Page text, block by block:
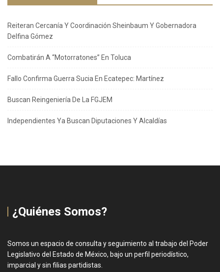
Reiteran Cercanía Y Coordinación Sheinbaum Y Gobernadora
Delfina Gómez
Combatirán A “Motorratones” En Toluca
Fallo Confirma Guerra Sucia En Ecatepec: Martínez
Buscan Reingeniería De La FGJEM
Independientes Ya Buscan Diputaciones Y Alcaldías
¿Quiénes Somos?
Somos un espacio de consulta y seguimiento al trabajo del Poder
Legislativo del Estado de México, bajo un perfil periodístico,
imparcial y sin filias partidistas.